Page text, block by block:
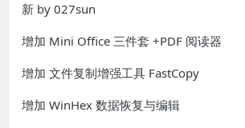
新 by 027sun
增加 Mini Office 三件套 +PDF 阅读器
增加 文件复制增强工具 FastCopy
增加 WinHex 数据恢复与编辑